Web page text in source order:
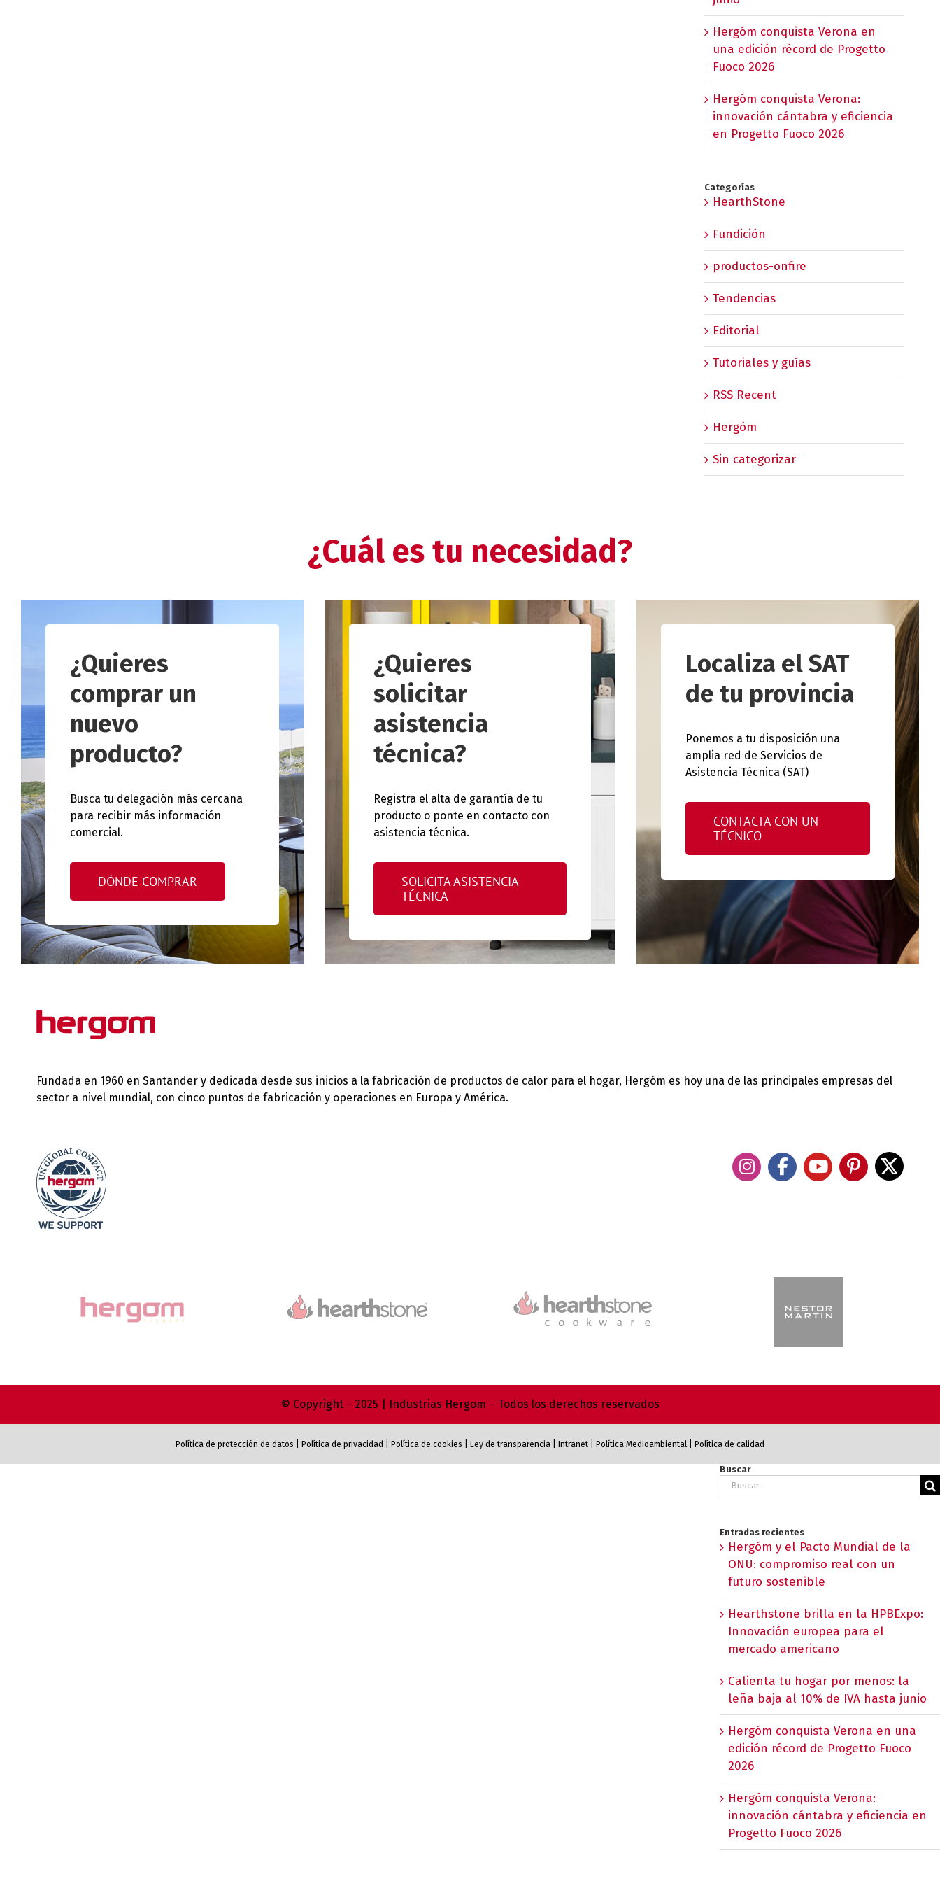
Hergóm conquista Verona en
una edición récord de Progetto
Fuoco 2026
Hergóm conquista Verona:
innovación cántabra y eficiencia
en Progetto Fuoco 2026
Categorías
HearthStone
Fundición
productos-onfire
Tendencias
Editorial
Tutoriales y guías
RSS Recent
Hergóm
Sin categorizar
¿Cuál es tu necesidad?
¿Quieres
comprar un
nuevo
producto?
Busca tu delegación más cercana
para recibir más información
comercial.
DÓNDE COMPRAR
¿Quieres
solicitar
asistencia
técnica?
Registra el alta de garantía de tu
producto o ponte en contacto con
asistencia técnica.
SOLICITA ASISTENCIA
TÉCNICA
Localiza el SAT
de tu provincia
Ponemos a tu disposición una
amplia red de Servicios de
Asistencia Técnica (SAT)
CONTACTA CON UN
TÉCNICO
Fundada en 1960 en Santander y dedicada desde sus inicios a la fabricación de productos de calor para el hogar, Hergóm es hoy una de las principales empresas del
sector a nivel mundial, con cinco puntos de fabricación y operaciones en Europa y América.
© Copyright – 2025 | Industrias Hergom – Todos los derechos reservados
Política de protección de datos Política de privacidad Política de cookies Ley de transparencia Intranet Política Medioambiental Política de calidad
Buscar
Buscar:
Entradas recientes
Hergóm y el Pacto Mundial de la
ONU: compromiso real con un
futuro sostenible
Hearthstone brilla en la HPBExpo:
Innovación europea para el
mercado americano
Calienta tu hogar por menos: la
leña baja al 10% de IVA hasta junio
Hergóm conquista Verona en una
edición récord de Progetto Fuoco
2026
Hergóm conquista Verona:
innovación cántabra y eficiencia en
Progetto Fuoco 2026